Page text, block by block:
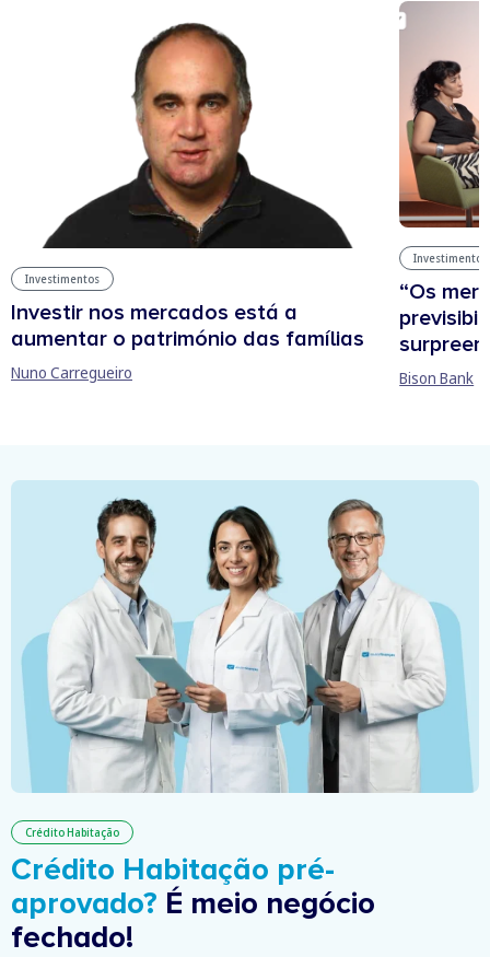
Investimentos
Investir nos mercados está a
aumentar o património das famílias
Nuno Carregueiro
Investimentos
“Os
Bison Bank
Crédito Habitação
Crédito Habitação pré-
aprovado? É meio negócio
fechado!